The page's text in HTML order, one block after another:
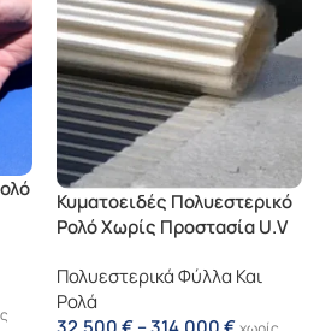
Κυματοειδές Πολυεστερικό
Ρολό Χωρίς Προστασία U.V
Πολυεστερικά Φύλλα Και
Ρολά